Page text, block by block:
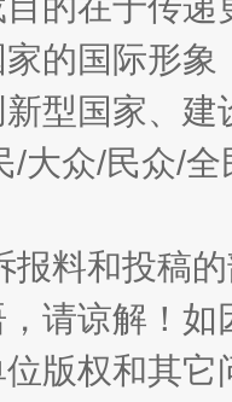
房 除
的国际形
型国家、
/大众/民众/
报料和投稿
请谅解！
版权和其它